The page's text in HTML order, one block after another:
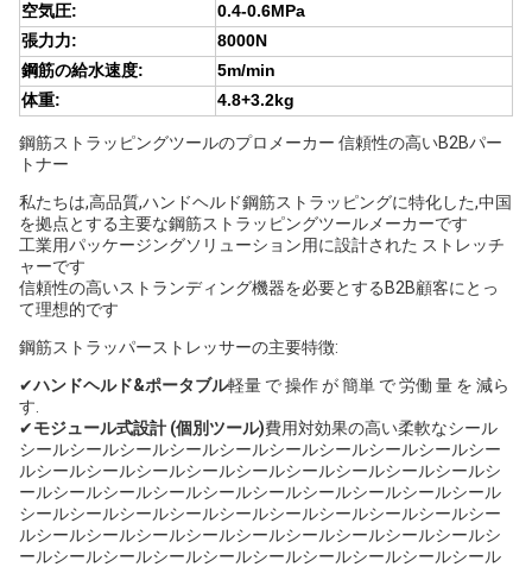
空気圧:
0.4-0.6MPa
張力力:
8000N
鋼筋の給水速度:
5m/min
体重:
4.8+3.2kg
鋼筋ストラッピングツールのプロメーカー 信頼性の高いB2Bパー
トナー
私たちは,高品質,ハンドヘルド鋼筋ストラッピングに特化した,中国
を拠点とする主要な鋼筋ストラッピングツールメーカーです
工業用パッケージングソリューション用に設計された ストレッチ
ャーです
信頼性の高いストランディング機器を必要とするB2B顧客にとっ
て理想的です
鋼筋ストラッパーストレッサーの主要特徴:
✔ハンドヘルド&ポータブル軽量 で 操作 が 簡単 で 労働 量 を 減ら
す.
✔モジュール式設計 (個別ツール)費用対効果の高い柔軟なシール
シールシールシールシールシールシールシールシールシールシー
ルシールシールシールシールシールシールシールシールシールシ
ールシールシールシールシールシールシールシールシールシール
シールシールシールシールシールシールシールシールシールシー
ルシールシールシールシールシールシールシールシールシールシ
ールシールシールシールシールシールシールシールシールシール